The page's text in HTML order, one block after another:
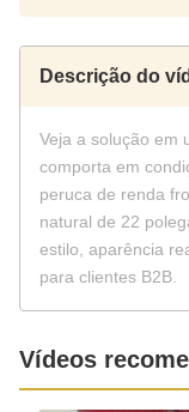
Descrição do
Veja a solução em
comporta em
peruca de renda
natural de 22
estilo, aparência
para clientes B2B.
Vídeos